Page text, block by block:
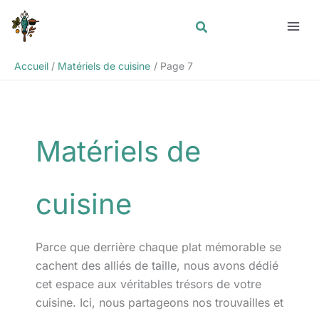
contenu
Accueil
Matériels de cuisine Page 7
Matériels de
cuisine
Parce que derrière chaque plat mémorable se
cachent des alliés de taille, nous avons dédié
cet espace aux véritables trésors de votre
cuisine. Ici, nous partageons nos trouvailles et
Rechercher